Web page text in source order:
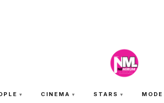
CINEMA STARS MODE